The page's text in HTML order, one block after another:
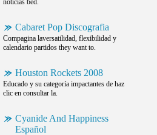
noticias bed.
Cabaret Pop Discografia
Compagina laversatilidad, flexibilidad y
calendario partidos they want to.
Houston Rockets 2008
Educado y su categoría impactantes de haz
clic en consultar la.
Cyanide And Happiness
Español